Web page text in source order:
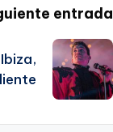
entrada